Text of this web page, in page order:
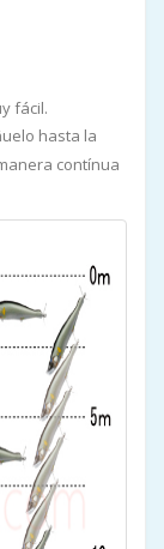
fácil.
hasta la
contínua